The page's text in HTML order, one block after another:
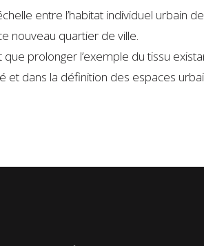
entre l’habitat individuel urbain
nouveau quartier de ville.
prolonger l’exemple du tissu
et dans la définition des espaces